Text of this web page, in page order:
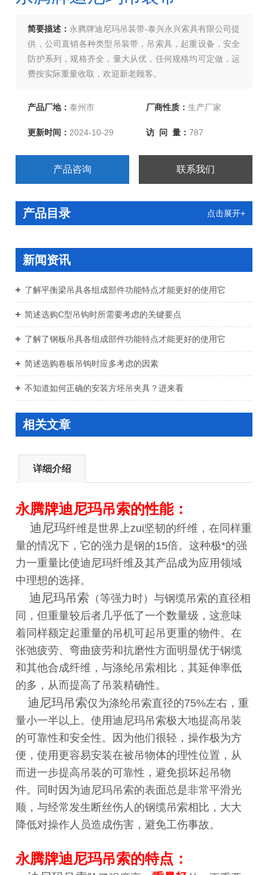
简要描述： 永腾牌迪尼玛吊装带-泰兴永兴索具有限公司提
供，公司直销各种类型吊装带，吊索具，起重设备，安全
防护系列，规格齐全，量大从优，任何规格均可定做，运
费按实际重量收取，欢迎新老顾客。
产品厂地：泰州市 厂商性质： 生产厂家
更新时间：2024-10-29 访 问 量： 787
产品咨询 联系我们
产品目录 点击展开+
新闻资讯
了解平衡梁吊具各组成部件功能特点才能更好的使用它
简述选购C型吊钩时所需要考虑的关键要点
了解了钢板吊具各组成部件功能特点才能更好的使用它
简述选购卷板吊钩时应多考虑的因素
不知道如何正确的安装方坯吊夹具？进来看
相关文章
详细介绍
永腾牌迪尼玛吊索的性能：
迪尼玛纤维是世界上zui坚韧的纤维，在同样重
量的情况下，它的强力是钢的15倍。这种极*的强
力一重量比使迪尼玛纤维及其产品成为应用领域
中理想的选择。
迪尼玛吊索 （等强力时）与钢缆吊索的直径相
同，但重量较后者几乎低了一个数量级，这意味
着同样额定起重量的吊机可起吊更重的物件。在
张弛疲劳、弯曲疲劳和抗磨性方面明显优于钢缆
和其他合成纤维，与涤纶吊索相比，其延伸率低
的多，从而提高了吊装精确性。
迪尼玛吊索仅为涤纶吊索直径的75%左右，重
量小一半以上。使用迪尼玛吊索极大地提高吊装
的可靠性和安全性。因为他们很轻，操作极为方
便，使用更容易安装在被吊物体的理性位置，从
而进一步提高吊装的可靠性，避免损坏起吊物
件。同时因为迪尼玛吊索的表面总是非常平滑光
顺，与经常发生断丝伤人的钢缆吊索相比，大大
降低对操作人员造成伤害，避免工伤事故。
永腾牌迪尼玛吊索的特点：